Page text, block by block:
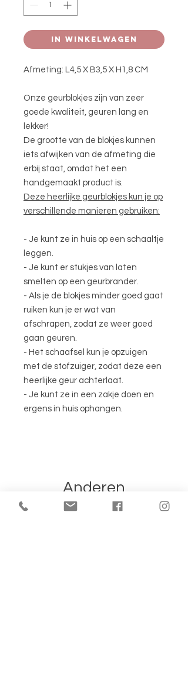
In winkelwagen
Afmeting: L4,5 X B3,5 X H1,8 CM
Onze geurblokjes zijn van zeer
goede kwaliteit, geuren lang en
lekker!
De grootte van de blokjes kunnen
iets afwijken van de afmeting die
erbij staat, omdat het een
handgemaakt product is.
Deze heerlijke geurblokjes kun je op
verschillende manieren gebruiken:
- Je kunt ze in huis op een schaaltje
leggen.
- Je kunt er stukjes van laten
smelten op een geurbrander.
- Als je de blokjes minder goed gaat
ruiken kun je er wat van
afschrapen, zodat ze weer goed
gaan geuren.
- Het schaafsel kun je opzuigen
met de stofzuiger, zodat deze een
heerlijke geur achterlaat.
- Je kunt ze in een zakje doen en
ergens in huis ophangen.
Anderen
bekeken ook: